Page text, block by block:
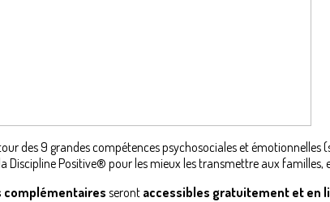
des 9 grandes compétences psychosociales et émotionnelles
Positive® pour les mieux les transmettre aux familles,
complémentaires seront accessibles gratuitement et en